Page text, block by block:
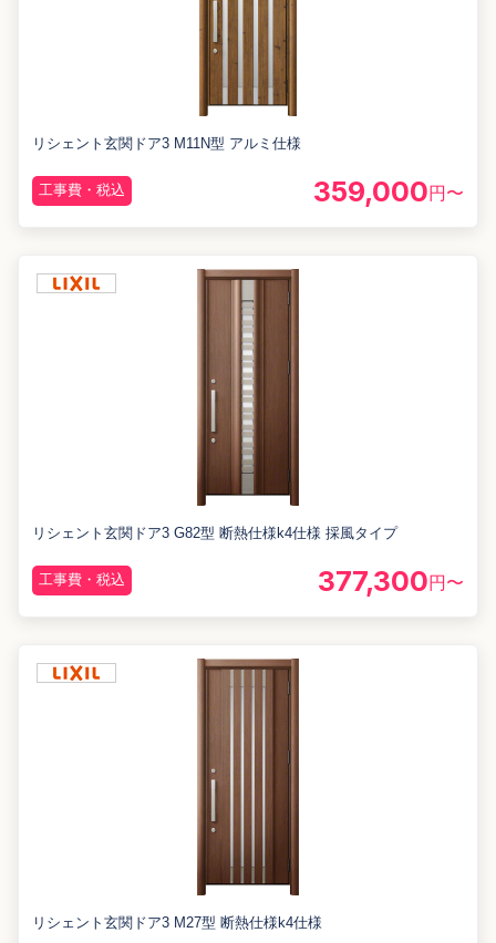
リシェント玄関ドア3 M11N型 アルミ仕様
工事費・税込 359,000円〜
リシェント玄関ドア3 G82型 断熱仕様k4仕様 採風タイプ
工事費・税込 377,300円〜
リシェント玄関ドア3 M27型 断熱仕様k4仕様